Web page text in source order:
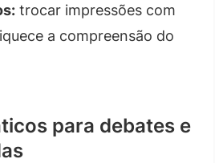
trocar impressões com
a compreensão do
para debates e